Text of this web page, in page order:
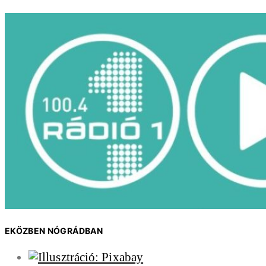
EKÖZBEN NÓGRÁDBAN